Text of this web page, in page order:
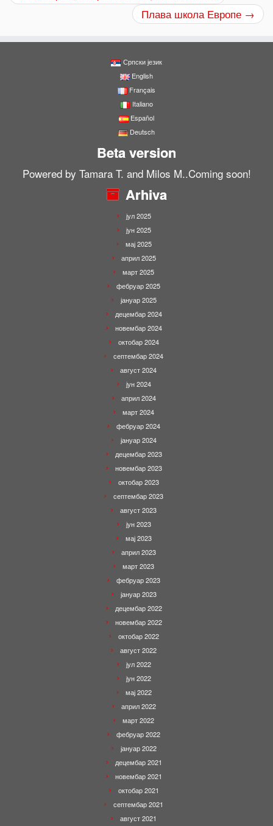
Плава школа Европе →
Српски језик
English
Français
Italiano
Español
Deutsch
Beta version
Powered by Tamara T. and Milos M..Coming soon!
Arhiva
јул 2025
јун 2025
мај 2025
април 2025
март 2025
фебруар 2025
јануар 2025
децембар 2024
новембар 2024
октобар 2024
септембар 2024
август 2024
јун 2024
април 2024
март 2024
фебруар 2024
јануар 2024
децембар 2023
новембар 2023
октобар 2023
септембар 2023
август 2023
јун 2023
мај 2023
април 2023
март 2023
фебруар 2023
јануар 2023
децембар 2022
новембар 2022
октобар 2022
август 2022
јул 2022
јун 2022
мај 2022
април 2022
март 2022
фебруар 2022
јануар 2022
децембар 2021
новембар 2021
октобар 2021
септембар 2021
август 2021